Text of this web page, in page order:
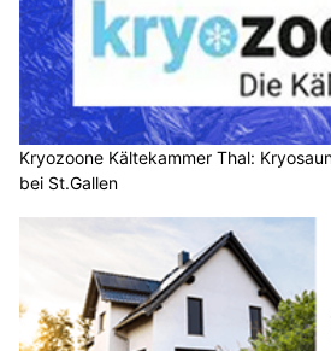
Kryozoone Kältekammer Thal:
bei St.Gallen